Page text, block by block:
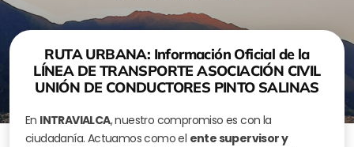
RUTA URBANA: Información Oficial de la
LÍNEA DE TRANSPORTE ASOCIACIÓN CIVIL
UNIÓN DE CONDUCTORES PINTO SALINAS
En INTRAVIALCA, nuestro compromiso es con la
ciudadanía. Actuamos como el ente supervisor y